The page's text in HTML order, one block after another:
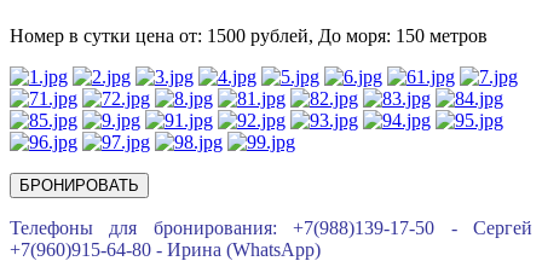
Номер в сутки цена от: 1500 рублей, До моря: 150 метров
БРОНИРОВАТЬ
Телефоны для бронирования: +7(988)139-17-50 - Сергей
+7(960)915-64-80 - Ирина (WhatsApp)